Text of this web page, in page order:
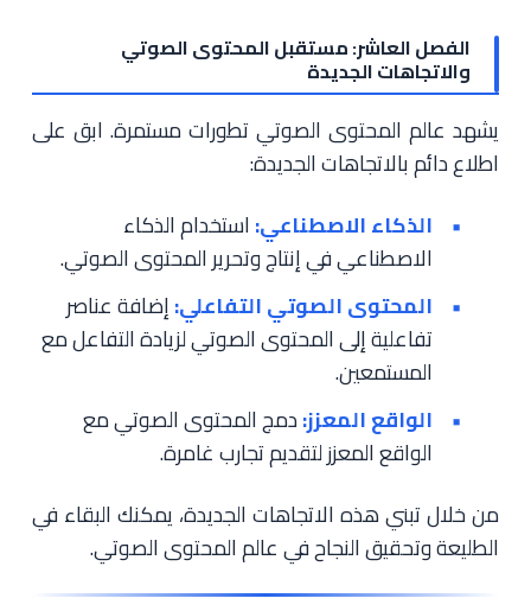
الفصل العاشر: مستقبل المحتوى الصوتي
والاتجاهات الجديدة
يشهد عالم المحتوى الصوتي تطورات مستمرة. ابق على
اطلاع دائم بالاتجاهات الجديدة:
الذكاء الاصطناعي: استخدام الذكاء
الاصطناعي في إنتاج وتحرير المحتوى الصوتي.
المحتوى الصوتي التفاعلي:إضافة عناصر
تفاعلية إلى المحتوى الصوتي لزيادة التفاعل مع
المستمعين.
الواقع المعزز:دمج المحتوى الصوتي مع
الواقع المعزز لتقديم تجارب غامرة.
من خلال تبني هذه الاتجاهات الجديدة، يمكنك البقاء في
الطليعة وتحقيق النجاح في عالم المحتوى الصوتي.